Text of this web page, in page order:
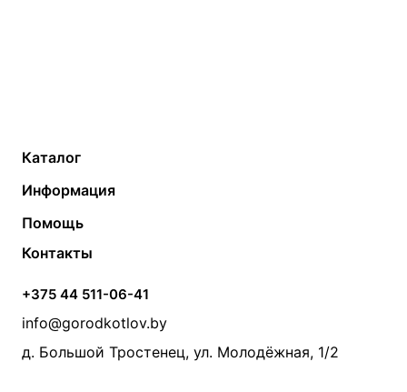
Каталог
Твердотопливные котлы
Электрические котлы
Банные печи
Камины и печи
Теплый пол
Радиаторы
Насосы
Дымоходы
Информация
Контакты
Статьи
Акции
Производители
Помощь
Монтаж систем отопления
Прайс по монтажу систем отопления
Проект систем отопления
Контакты
+375 44 511-06-41
info@gorodkotlov.by
д. Большой Тростенец, ул. Молодёжная, 1/2